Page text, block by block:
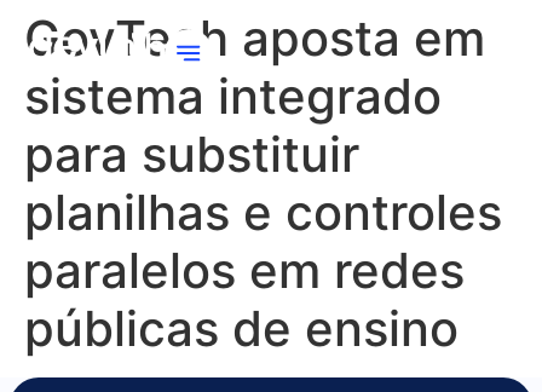
GovTech aposta em
sistema integrado
para substituir
planilhas e controles
paralelos em redes
públicas de ensino